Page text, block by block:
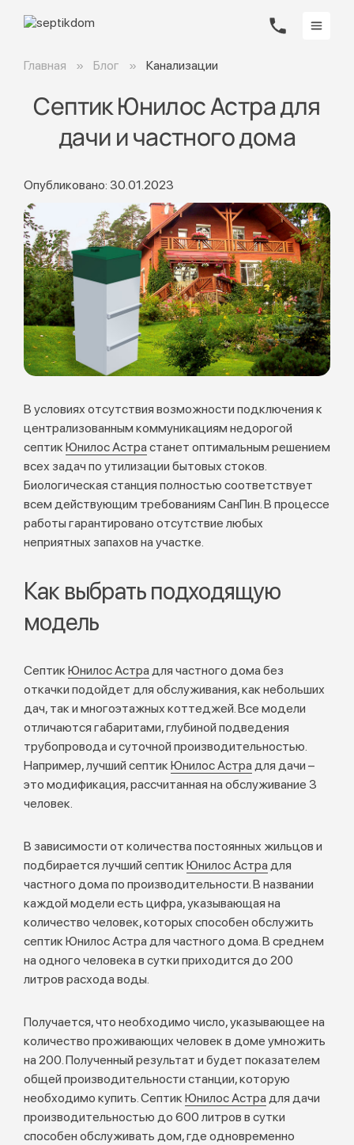
Главная Блог Канализации
Септик Юнилос Астра для
дачи и частного дома
Опубликовано: 30.01.2023
В условиях отсутствия возможности подключения к
централизованным коммуникациям недорогой
септик Юнилос Астра станет оптимальным решением
всех задач по утилизации бытовых стоков.
Биологическая станция полностью соответствует
всем действующим требованиям СанПин. В процессе
работы гарантировано отсутствие любых
неприятных запахов на участке.
Как выбрать подходящую
модель
Септик Юнилос Астра для частного дома без
откачки подойдет для обслуживания, как небольших
дач, так и многоэтажных коттеджей. Все модели
отличаются габаритами, глубиной подведения
трубопровода и суточной производительностью.
Например, лучший септик Юнилос Астра для дачи –
это модификация, рассчитанная на обслуживание 3
человек.
В зависимости от количества постоянных жильцов и
подбирается лучший септик Юнилос Астра для
частного дома по производительности. В названии
каждой модели есть цифра, указывающая на
количество человек, которых способен обслужить
септик Юнилос Астра для частного дома. В среднем
на одного человека в сутки приходится до 200
литров расхода воды.
Получается, что необходимо число, указывающее на
количество проживающих человек в доме умножить
на 200. Полученный результат и будет показателем
общей производительности станции, которую
необходимо купить. Септик Юнилос Астра для дачи
производительностью до 600 литров в сутки
способен обслуживать дом, где одновременно